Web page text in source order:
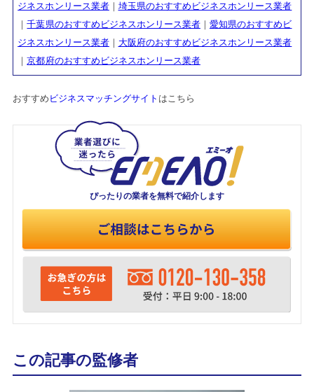
ジネスホンリース業者｜ 埼玉県のおすすめビジネスホンリース業者
｜千葉県のおすすめビジネスホンリース業者｜ 愛知県のおすすめビ
ジネスホンリース業者｜ 大阪府のおすすめビジネスホンリース業者
｜京都府のおすすめビジネスホンリース業者
おすすめ ビジネスマッチングサイト はこちら
ぴったりの業者を無料で紹介します
この記事の監修者